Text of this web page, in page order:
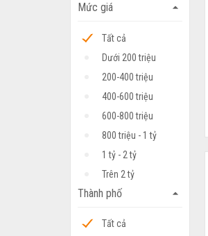
arrow_drop_up
Mức giá
Tất cả
Dưới 200 triệu
200-400 triệu
400-600 triệu
600-800 triệu
800 triệu - 1 tỷ
1 tỷ - 2 tỷ
Trên 2 tỷ
arrow_drop_up
Thành phố
Tất cả